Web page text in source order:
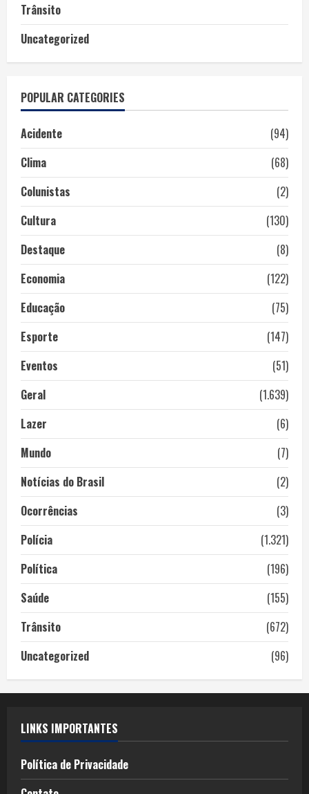
Trânsito
Uncategorized
POPULAR CATEGORIES
Acidente
(94)
Clima
(68)
Colunistas
(2)
Cultura
(130)
Destaque
(8)
Economia
(122)
Educação
(75)
Esporte
(147)
Eventos
(51)
Geral
(1.639)
Lazer
(6)
Mundo
(7)
Notícias do Brasil
(2)
Ocorrências
(3)
Polícia
(1.321)
Política
(196)
Saúde
(155)
Trânsito
(672)
Uncategorized
(96)
LINKS IMPORTANTES
Política de Privacidade